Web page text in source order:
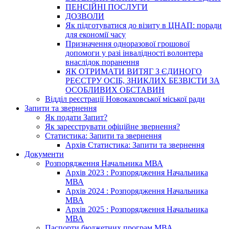
ПЕНСІЙНІ ПОСЛУГИ
ДОЗВОЛИ
Як підготуватися до візиту в ЦНАП: поради
для економії часу
Призначення одноразової грошової
допомоги у разі інвалідності волонтера
внаслідок поранення
ЯК ОТРИМАТИ ВИТЯГ З ЄДИНОГО
РЕЄСТРУ ОСІБ, ЗНИКЛИХ БЕЗВІСТИ ЗА
ОСОБЛИВИХ ОБСТАВИН
Відділ реєстрації Новокаховської міської ради
Запити та звернення
Як подати Запит?
Як зареєструвати офіційне звернення?
Статистика: Запити та звернення
Архів Статистика: Запити та звернення
Документи
Розпорядження Начальника МВА
Архів 2023 : Розпорядження Начальника
МВА
Архів 2024 : Розпорядження Начальника
МВА
Архів 2025 : Розпорядження Начальника
МВА